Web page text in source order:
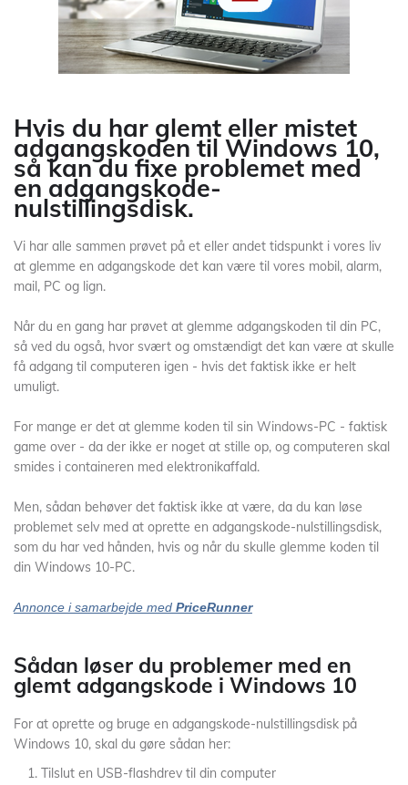
Hvis du har glemt eller mistet
adgangskoden til Windows 10,
så kan du fixe problemet med
en adgangskode-
nulstillingsdisk.
Vi har alle sammen prøvet på et eller andet tidspunkt i vores liv
at glemme en adgangskode det kan være til vores mobil, alarm,
mail, PC og lign.
Når du en gang har prøvet at glemme adgangskoden til din PC,
så ved du også, hvor svært og omstændigt det kan være at skulle
få adgang til computeren igen - hvis det faktisk ikke er helt
umuligt.
For mange er det at glemme koden til sin Windows-PC - faktisk
game over - da der ikke er noget at stille op, og computeren skal
smides i containeren med elektronikaffald.
Men, sådan behøver det faktisk ikke at være, da du kan løse
problemet selv med at oprette en adgangskode-nulstillingsdisk,
som du har ved hånden, hvis og når du skulle glemme koden til
din Windows 10-PC.
Annonce i samarbejde med PriceRunner
Sådan løser du problemer med en
glemt adgangskode i Windows 10
For at oprette og bruge en adgangskode-nulstillingsdisk på
Windows 10, skal du gøre sådan her:
Tilslut en USB-flashdrev til din computer